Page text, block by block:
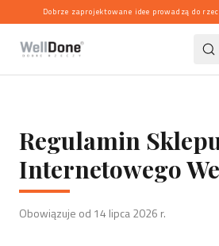
Dobrze zaprojektowane idee prowadzą do
Regulamin
Internetowego
Obowiązuje od 14 lipca 2026 r.